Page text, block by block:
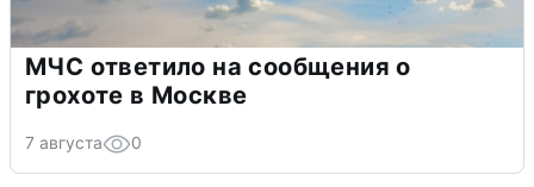
МЧС ответило на сообщения о
грохоте в Москве
7 августа 0